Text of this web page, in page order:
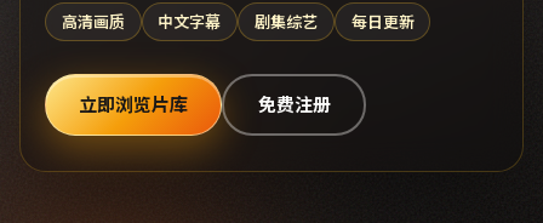
高清画质 中文字幕 剧集综艺 每日更新
立即浏览片库 免费注册